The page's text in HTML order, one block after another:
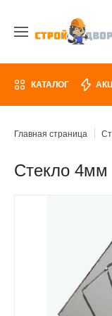
КАТАЛОГ
Главная страница
Стекло 4мм